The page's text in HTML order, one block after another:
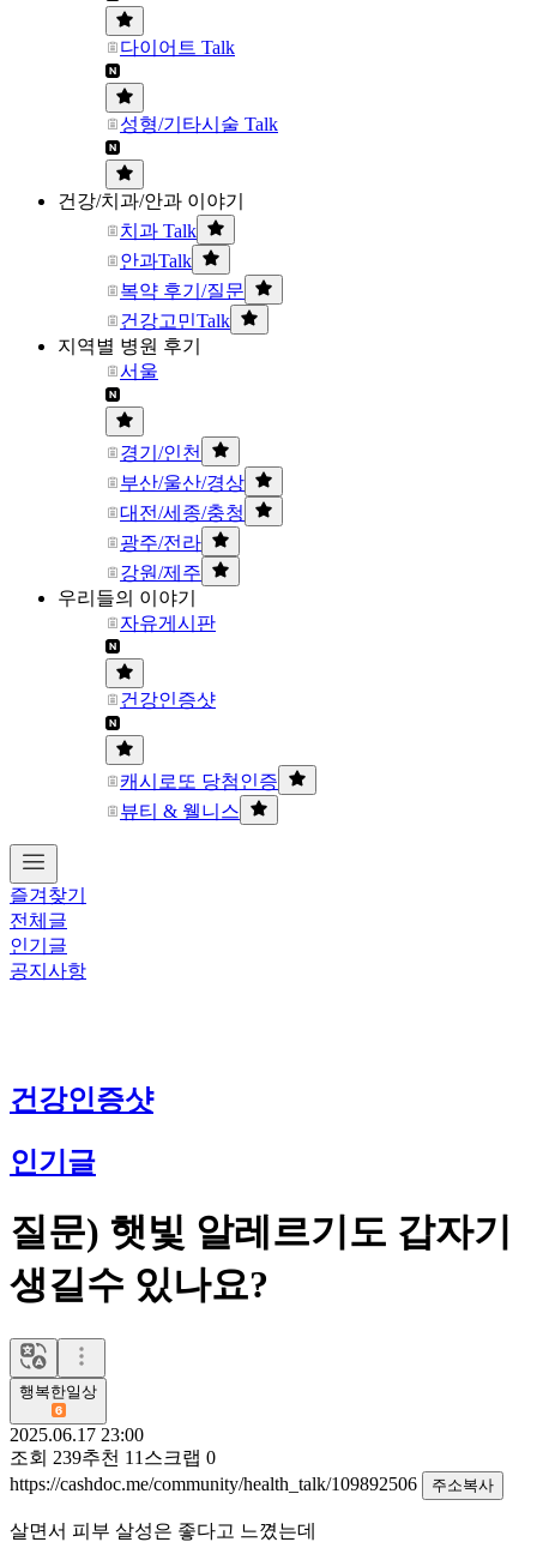
다이어트 Talk
성형/기타시술 Talk
건강/치과/안과 이야기
치과 Talk
안과Talk
복약 후기/질문
건강고민Talk
지역별 병원 후기
서울
경기/인천
부산/울산/경상
대전/세종/충청
광주/전라
강원/제주
우리들의 이야기
자유게시판
건강인증샷
캐시로또 당첨인증
뷰티 & 웰니스
즐겨찾기
전체글
인기글
공지사항
건강인증샷
인기글
질문) 햇빛 알레르기도 갑자기
생길수 있나요?
행복한일상
2025.06.17 23:00
조회 239추천 11 스크랩 0
https://cashdoc.me/community/health_talk/109892506
주소복사
살면서 피부 살성은 좋다고 느꼈는데